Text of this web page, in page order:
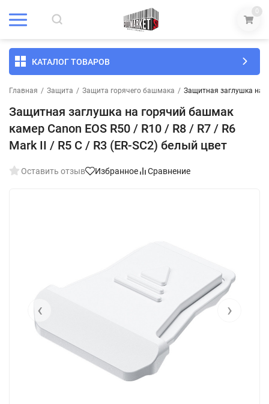
0
КАТАЛОГ ТОВАРОВ
Главная / Защита / Защита горячего башмака / Защитная заглушка на
Защитная заглушка на горячий башмак
камер Canon EOS R50 / R10 / R8 / R7 / R6
Mark II / R5 C / R3 (ER-SC2) белый цвет
Оставить отзыв Избранное Сравнение
‹ ›